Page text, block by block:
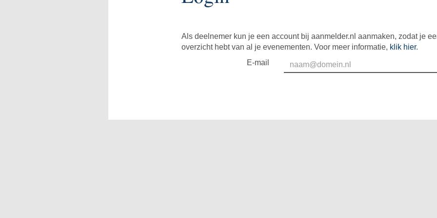
Als deelnemer kun je een account bij aanmelder.nl aanmaken, zodat je
overzicht hebt van al je evenementen. Voor meer informatie, klik hier.
E-mail